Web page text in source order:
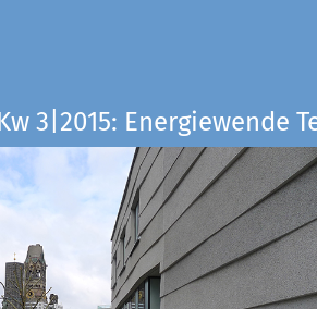
Kw 3|2015: Energiewende